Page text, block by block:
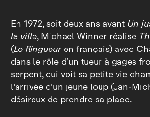
En 1972, soit deux ans avant Un
la ville, Michael Winner réalise
(Le flingueuren français) avec
dans le rôle d’un tueur à gages
serpent, qui voit sa petite vie
l'arrivée d'un jeune loup
désireux de prendre sa place.